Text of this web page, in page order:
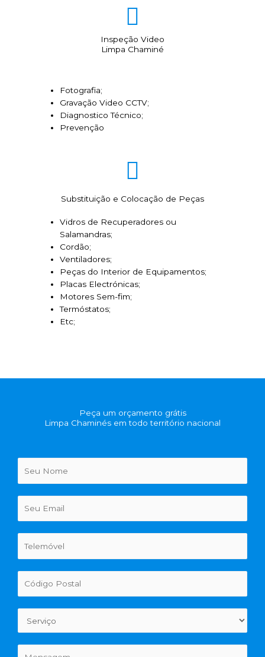
Inspeção Video
Limpa Chaminé
Fotografia;
Gravação Video CCTV;
Diagnostico Técnico;
Prevenção
Substituição e Colocação de Peças
Vidros de Recuperadores ou
Salamandras;
Cordão;
Ventiladores;
Peças do Interior de Equipamentos;
Placas Electrónicas;
Motores Sem-fim;
Termóstatos;
Etc;
Peça um orçamento grátis
Limpa Chaminés em todo território nacional